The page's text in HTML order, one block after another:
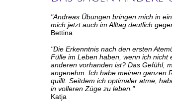
"Andreas Übungen bringen mich in
mich jetzt auch im Alltag deutlich
Bettina
"Die Erkenntnis nach den ersten
Fülle im Leben haben, wenn ich
anderen vorhanden ist? Das Gefühl,
angenehm. Ich habe meinen ganzen
quillt. Seitdem ich optimaler atme,
in volleren Züge zu leben."
Katja